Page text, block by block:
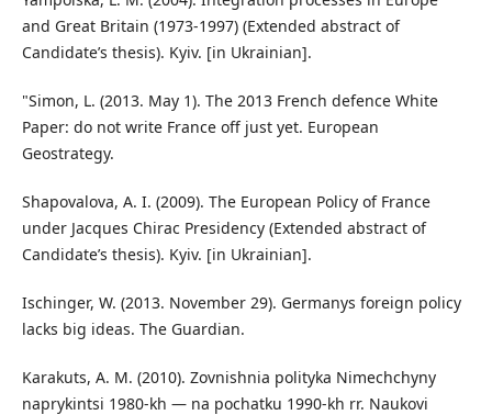
and Great Britain (1973-1997) (Extended abstract of
Candidate’s thesis). Kyiv. [in Ukrainian].
"Simon, L. (2013. May 1). The 2013 French defence White
Paper: do not write France off just yet. European
Geostrategy.
Shapovalova, A. I. (2009). The European Policy of France
under Jacques Chirac Presidency (Extended abstract of
Candidate’s thesis). Kyiv. [in Ukrainian].
Ischinger, W. (2013. November 29). Germanys foreign policy
lacks big ideas. The Guardian.
Karakuts, A. M. (2010). Zovnishnia polityka Nimechchyny
naprykintsi 1980-kh — na pochatku 1990-kh rr. Naukovi